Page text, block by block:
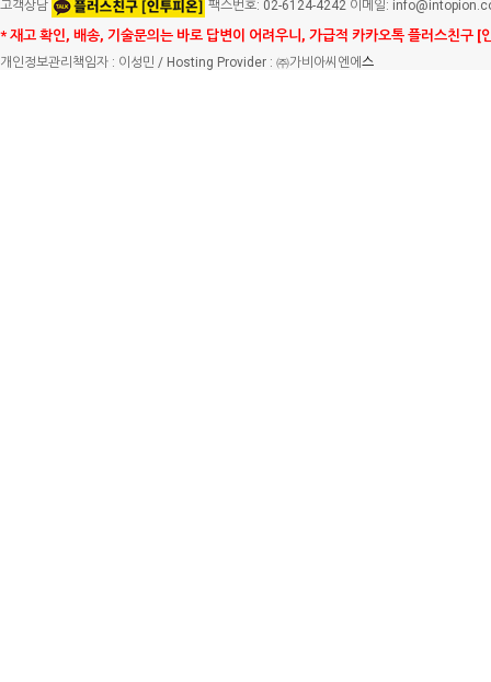
고객상담
팩스번호: 02-6124-4242 이메일:
* 재고 확인, 배송, 기술문의는 바로 답변이 어려우니, 가급적 카카오톡 플러스친구 [
개인정보관리책임자 : 이성민 / Hosting Provider : ㈜가비아씨엔에 스